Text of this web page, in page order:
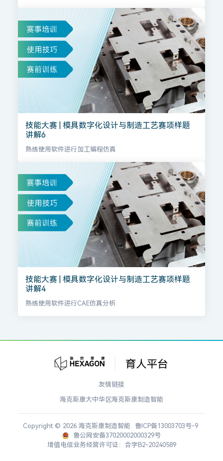
技能大赛 | 模具数字化设计与制造工艺赛项样题
讲解6
熟练使用软件进行加工编程仿真
技能大赛 | 模具数字化设计与制造工艺赛项样题
讲解4
熟练使用软件进行CAE仿真分析
友情链接
海克斯康大中华区海克斯康制造智能
Copyright © 2026 海克斯康制造智能
鲁ICP备13003703号-9
鲁公网安备37020002000329号
增值电信业务经营许可证：合字B2-20240589